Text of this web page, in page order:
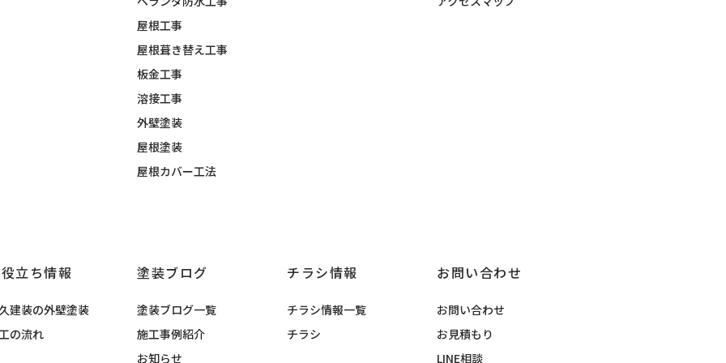
屋根工事
屋根葺き替え工事
板金工事
溶接工事
外壁塗装
屋根塗装
屋根カバー工法
立ち情報
建装の外壁塗装
の流れ
塗装ブログ
塗装ブログ一覧
施工事例紹介
お知らせ
チラシ情報
チラシ情報一覧
チラシ
お問い合わせ
お問い合わせ
お見積もり
LINE相談